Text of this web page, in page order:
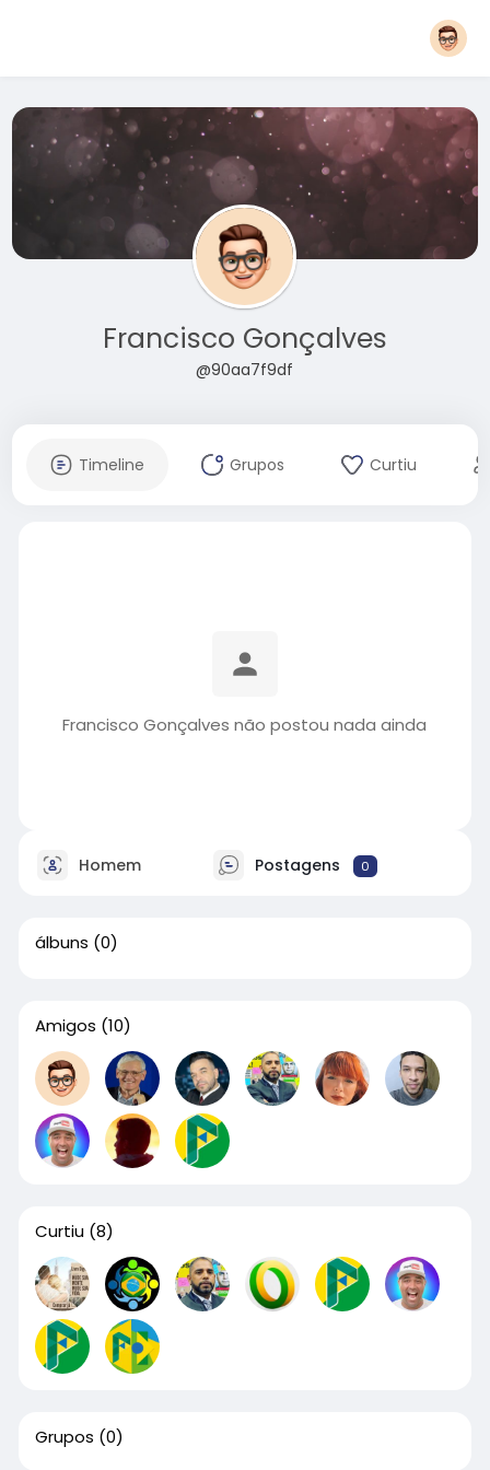
Francisco Gonçalves
@90aa7f9df
Timeline Grupos Curtiu
Francisco Gonçalves não postou nada ainda
Homem Postagens 0
álbuns (0)
Amigos (10)
Curtiu (8)
Grupos (0)